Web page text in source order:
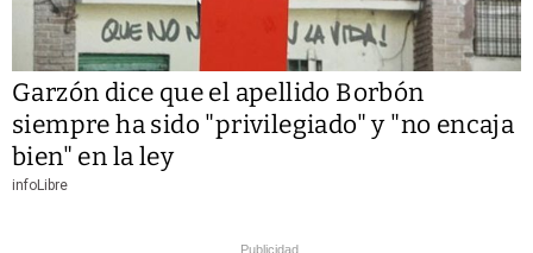
Garzón dice que el apellido Borbón
siempre ha sido "privilegiado" y "no encaja
bien" en la ley
infoLibre
Publicidad